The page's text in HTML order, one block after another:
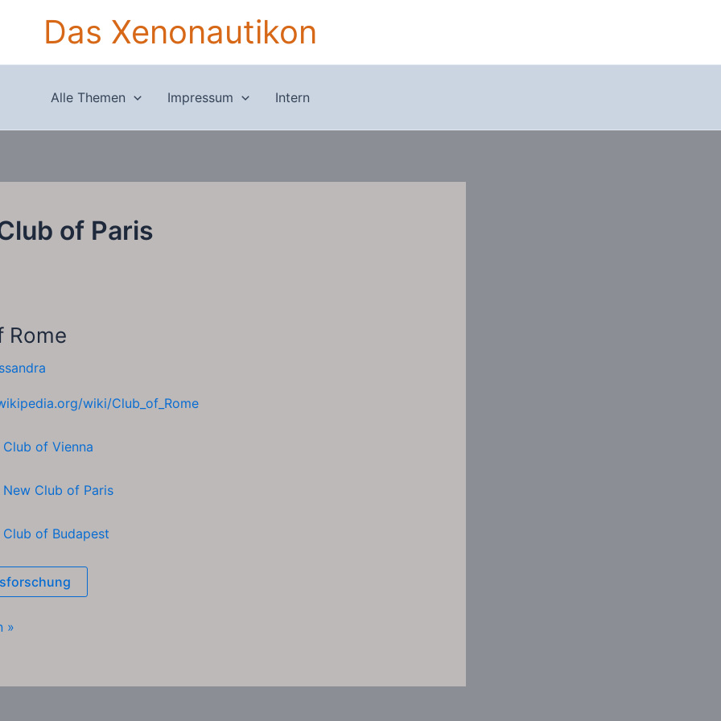
Das Xenonautikon
Alle Themen Impressum Intern
of Paris
Rome
wiki/Club_of_Rome
Club of Vienna
New Club of Paris
Club of Budapest
»